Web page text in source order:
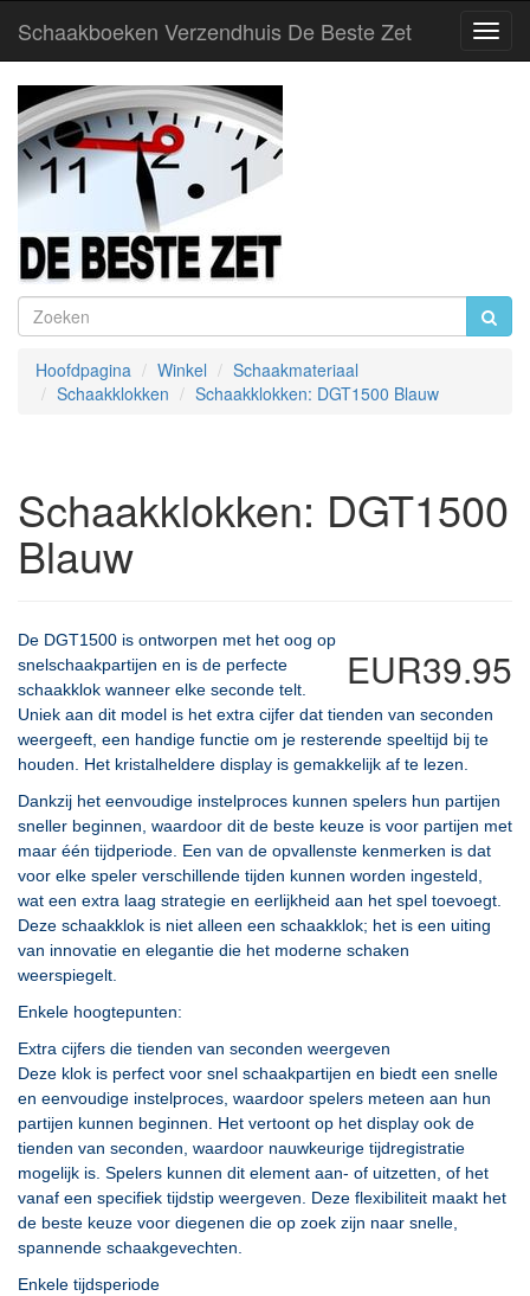
Schaakboeken Verzendhuis De Beste Zet
Hoofdpagina Winkel
Schaakmateriaal
Schaakklokken
Schaakklokken: DGT1500 Blauw
Schaakklokken: DGT1500
Blauw
EUR39.95
De DGT1500 is ontworpen met het oog op
snelschaakpartijen en is de perfecte
schaakklok wanneer elke seconde telt.
Uniek aan dit model is het extra cijfer dat tienden van seconden
weergeeft, een handige functie om je resterende speeltijd bij te
houden. Het kristalheldere display is gemakkelijk af te lezen.
Dankzij het eenvoudige instelproces kunnen spelers hun partijen
sneller beginnen, waardoor dit de beste keuze is voor partijen met
maar één tijdperiode. Een van de opvallenste kenmerken is dat
voor elke speler verschillende tijden kunnen worden ingesteld,
wat een extra laag strategie en eerlijkheid aan het spel toevoegt.
Deze schaakklok is niet alleen een schaakklok; het is een uiting
van innovatie en elegantie die het moderne schaken
weerspiegelt.
Enkele hoogtepunten:
Extra cijfers die tienden van seconden weergeven
Deze klok is perfect voor snel schaakpartijen en biedt een snelle
en eenvoudige instelproces, waardoor spelers meteen aan hun
partijen kunnen beginnen. Het vertoont op het display ook de
tienden van seconden, waardoor nauwkeurige tijdregistratie
mogelijk is. Spelers kunnen dit element aan- of uitzetten, of het
vanaf een specifiek tijdstip weergeven. Deze flexibiliteit maakt het
de beste keuze voor diegenen die op zoek zijn naar snelle,
spannende schaakgevechten.
Enkele tijdsperiode